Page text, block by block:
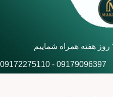
09179096397 - 09172275110